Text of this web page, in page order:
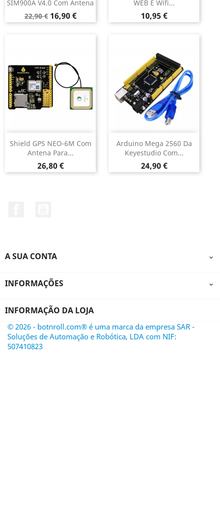
SIM900A V4.0 Com Antena
Preço
normal
22,90 € Preço
16,90 €
WEB E Wifi...
Preço
10,95 €
Shield GPS NEO-6M Com
Antena Para...
Preço
26,80 €
Arduino Mega 2560 Da
Keyestudio Com...
Preço
24,90 €
A SUA CONTA 
INFORMAÇÕES 
INFORMAÇÃO DA LOJA
© 2026 - botnroll.com® é uma marca da empresa SAR -
Soluções de Automação e Robótica, LDA com NIF:
507410823